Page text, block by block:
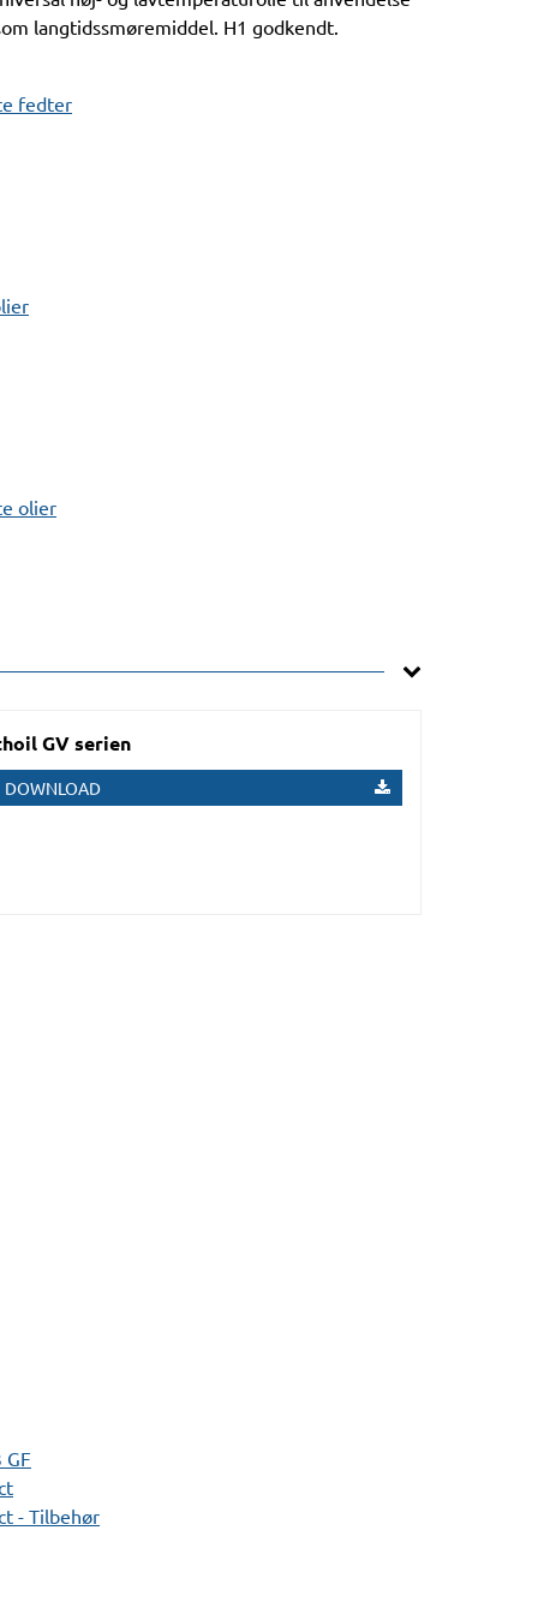
fedter
olier
GF
- Tilbehør
langtidssmøremiddel. H1 godkendt.
GV serien
DOWNLOAD